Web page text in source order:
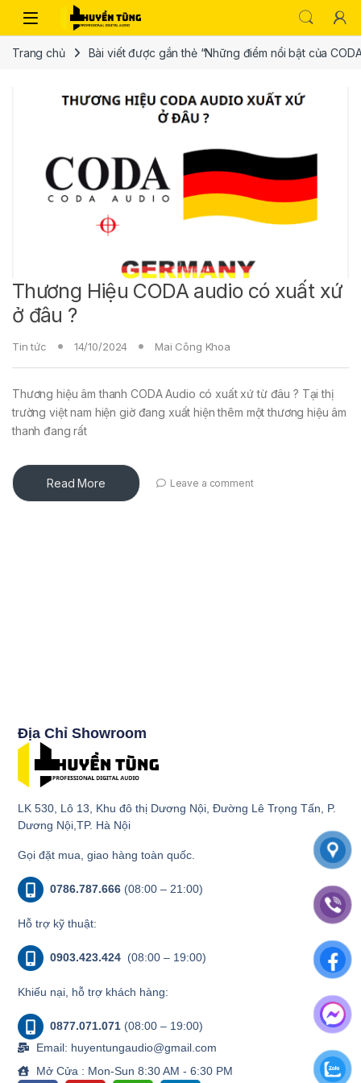
Trang chủ Bài viết được gắn thẻ “Những điểm nổi bật của
Thương Hiệu CODA audio có xuất xứ
ở đâu ?
Tin tức 14/10/2024 Mai Công Khoa
Thương hiệu âm thanh CODA Audio có xuất xứ từ đâu ? Tại thị
trường việt nam hiện giờ đang xuất hiện thêm một thương hiệu âm
thanh đang rất
Read More Leave a comment
Địa Chỉ Showroom
LK 530, Lô 13, Khu đô thị Dương Nội, Đường Lê Trọng Tấn, P.
Dương Nội,TP. Hà Nội
Gọi đặt mua, giao hàng toàn quốc.
0786.787.666 (08:00 – 21:00)
Hỗ trợ kỹ thuật:
0903.423.424 (08:00 – 19:00)
Khiếu nại, hỗ trợ khách hàng:
0877.071.071 (08:00 – 19:00)
Email: huyentungaudio@gmail.com
Mở Cửa : Mon-Sun 8:30 AM - 6:30 PM